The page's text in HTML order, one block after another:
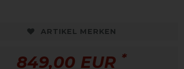
ARTIKEL MERKEN
849,00 EUR *